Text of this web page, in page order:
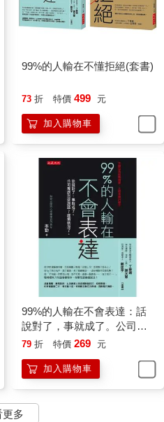
高價。您說對不對？」
是小公司，我是不會跟你們做生
戶、在乎客戶。」當客戶只有看
。
一行的銷售者，總免不了遭到
一份清單，列出關於拒絕的幾
人拒絕時，就能以完全不同的
你。
是對你的肯定和褒揚。
拒絕者無關。就算史蒂夫‧賈伯斯
創始人之一）這種開發產品的天
該先問「為什麼」，誰知道之後
的方案再次吸引對方，而不是直
想法。當你把拒絕轉化為動力
。若你的水準提升了，對方想
個非常規、有創意的想法。
99%的人輸在不懂拒絕(套書)
73 折 特價 499 元
加入購物車
99%的人輸在不會表達：話
說對了，事就成了。公司裡
該怎麼說話？麻煩就沒了。
79 折 特價 269 元
加入購物車
更多